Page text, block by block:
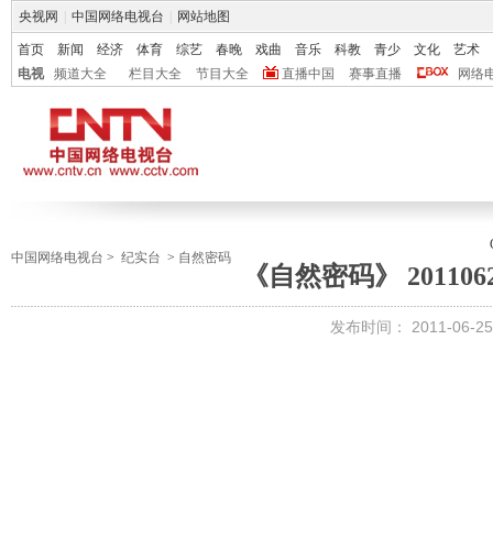
央视网 中国网络电视台 网站地图
首页 新闻 经济 体育 综艺 春晚 戏曲 音乐 科教 青少 文化
艺术
电视
频道大全 栏目大全 节目大全 直播中国 赛事直播 网络
中国网络电视台 > 纪实台 > 自然密码
《自然密码》
发布时间： 2011-06-